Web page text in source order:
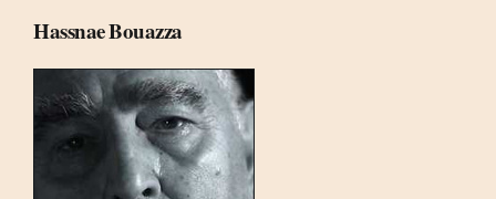
Hassnae Bouazza